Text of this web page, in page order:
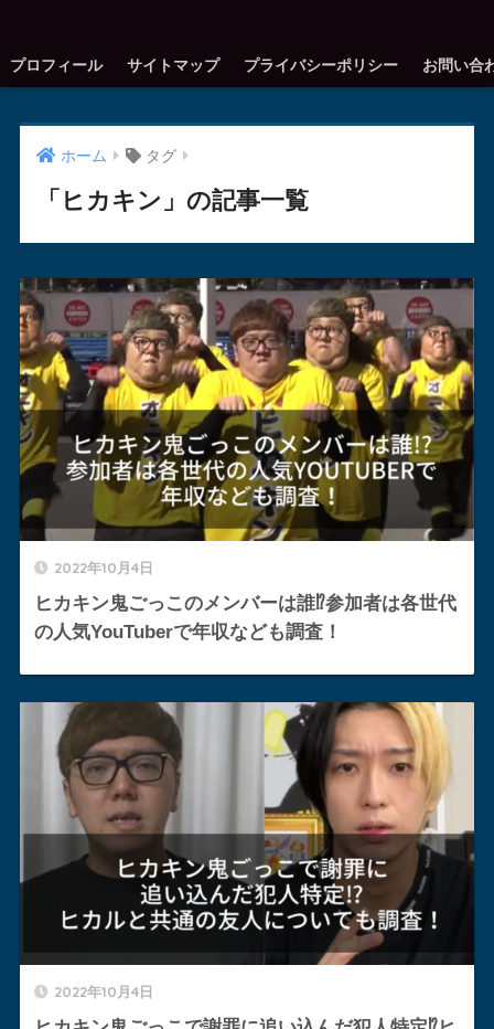
プロフィール サイトマップ プライバシーポリシー お問い合
ホーム タグ
「ヒカキン」の記事一覧
2022年10月4日
ヒカキン鬼ごっこのメンバーは誰⁉︎参加者は各世代
の人気YouTuberで年収なども調査！
2022年10月4日